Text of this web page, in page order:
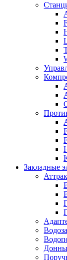
Закладные